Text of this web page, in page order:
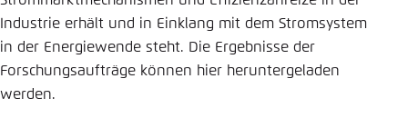
Industrie erhält und in Einklang mit dem Stromsystem
in der Energiewende steht. Die Ergebnisse der
Forschungsaufträge können hier heruntergeladen
werden.